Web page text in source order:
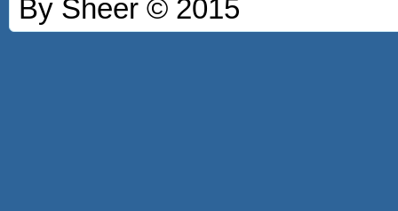
By Sheer © 2015